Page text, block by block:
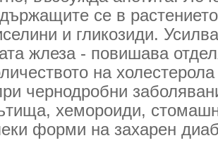
се в
и гликозиди.
жлеза - повишава
на
чернодробни
хемороиди,
форми на захарен